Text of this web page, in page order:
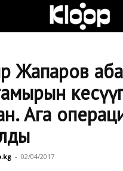
Жапаров
Ага
- 02/04/2017